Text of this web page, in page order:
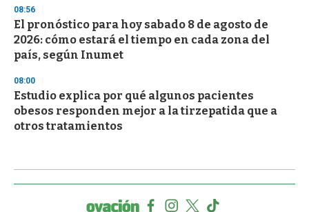
08:56
El pronóstico para hoy sabado 8 de agosto de
2026: cómo estará el tiempo en cada zona del
país, según Inumet
08:00
Estudio explica por qué algunos pacientes
obesos responden mejor a la tirzepatida que a
otros tratamientos